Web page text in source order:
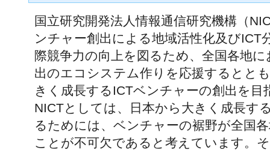
国立研究開発法人情報通信研究機構（
ンチャー創出による地域活性化及びICT
際競争力の向上を図るため、全国各地
出のエコシステム作りを応援するとと
きく成長するICTベンチャーの創出を目
NICTとしては、日本から大きく成長す
るためには、ベンチャーの裾野が全国
ことが不可欠であると考えています。